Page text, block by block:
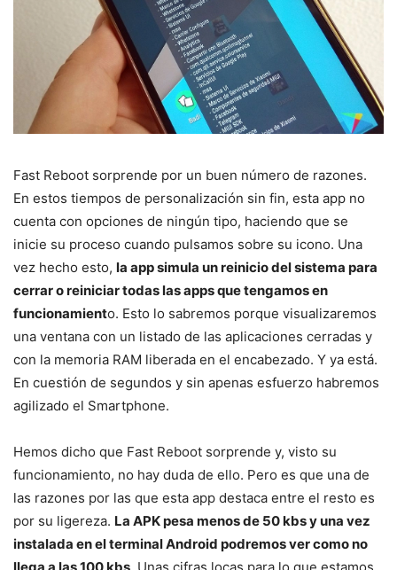
Fast Reboot sorprende por un buen número de razones.
En estos tiempos de personalización sin fin, esta app no
cuenta con opciones de ningún tipo, haciendo que se
inicie su proceso cuando pulsamos sobre su icono. Una
vez hecho esto, la app simula un reinicio del sistema para
cerrar o reiniciar todas las apps que tengamos en
funcionamiento. Esto lo sabremos porque visualizaremos
una ventana con un listado de las aplicaciones cerradas y
con la memoria RAM liberada en el encabezado. Y ya está.
En cuestión de segundos y sin apenas esfuerzo habremos
agilizado el Smartphone.
Hemos dicho que Fast Reboot sorprende y, visto su
funcionamiento, no hay duda de ello. Pero es que una de
las razones por las que esta app destaca entre el resto es
por su ligereza. La APK pesa menos de 50 kbs y una vez
instalada en el terminal Android podremos ver como no
llega a las 100 kbs. Unas cifras locas para lo que estamos